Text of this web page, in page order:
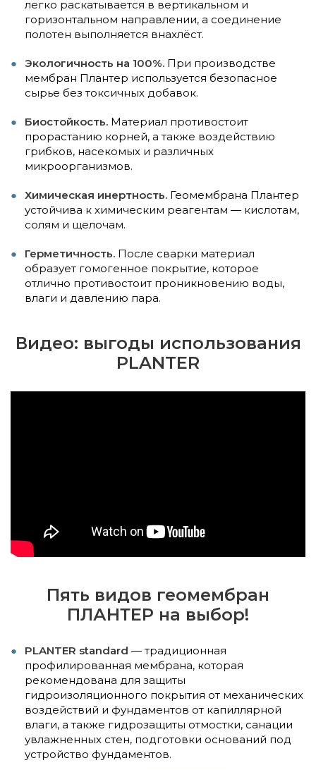
легко раскатывается в вертикальном и
горизонтальном направлении, а соединение
полотен выполняется внахлёст.
Экологичность на 100%. При производстве
мембран Плантер используется безопасное
сырье без токсичных добавок.
Биостойкость. Материал противостоит
прорастанию корней, а также воздействию
грибков, насекомых и различных
микроорганизмов.
Химическая инертность. Геомембрана Плантер
устойчива к химическим реагентам — кислотам,
солям и щелочам.
Герметичность. После сварки материал
образует гомогенное покрытие, которое
отлично противостоит проникновению воды,
влаги и давлению пара.
Видео: выгоды использования
PLANTER
Пять видов геомембран
ПЛАНТЕР на выбор!
PLANTER standard — традиционная
профилированная мембрана, которая
рекомендована для защиты
гидроизоляционного покрытия от механических
воздействий и фундаментов от капиллярной
влаги, а также гидрозащиты отмостки, санации
увлажненных стен, подготовки оснований под
устройство фундаментов.